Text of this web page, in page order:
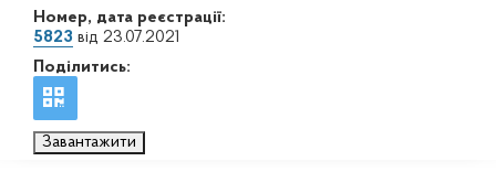
Номер, дата реєстрації:
5823 від 23.07.2021
Поділитись:
Завантажити